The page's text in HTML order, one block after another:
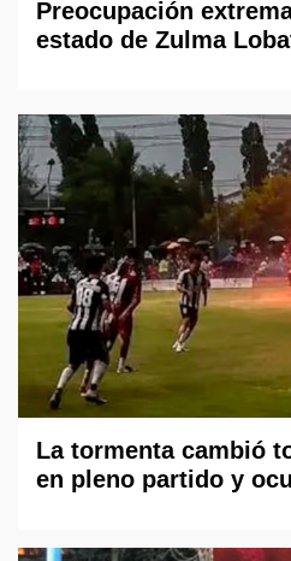
Preocupación
estado de Zulma
La tormenta cambió
en pleno partido y